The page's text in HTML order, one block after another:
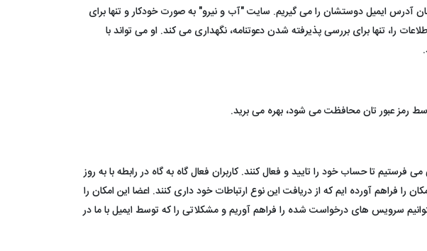
آدرس ایمیل دوستشان را می گیریم. سایت "آب و نیرو" به صورت خودکار و تنها برای
را، تنها برای بررسی پذیرفته شدن دعوتنامه، نگهداری می کند. او می تواند با
رمز عبور تان محافظت می شود، بهره می برید.
تا حساب خود را تایید و فعال کنند. کاربران فعال گاه به گاه در رابطه با به روز
فراهم آورده ایم که از دریافت این نوع ارتباطات خود داری کنند. اعضا این امکان را
سرویس های درخواست شده را فراهم آوریم و مشکلاتی را که توسط ایمیل با ما در